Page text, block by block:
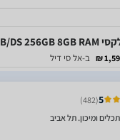
ב-אל סי דיל
5
(482)
ומיכון. תל אביב